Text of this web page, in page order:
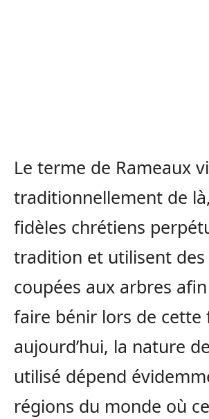
Le terme de Rameaux
traditionnellement de
fidèles chrétiens
tradition et utilisent des
coupées aux arbres
faire bénir lors de cette
aujourd’hui, la nature
utilisé dépend
régions du monde où